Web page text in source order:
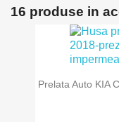
16 produse in
Prelata Auto KIA